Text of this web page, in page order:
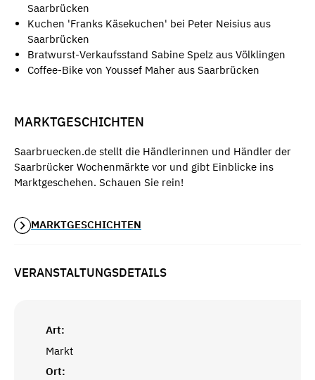
Saarbrücken
Kuchen 'Franks Käsekuchen' bei Peter Neisius aus
Saarbrücken
Bratwurst-Verkaufsstand Sabine Spelz aus Völklingen
Coffee-Bike von Youssef Maher aus Saarbrücken
MARKTGESCHICHTEN
Saarbruecken.de stellt die Händlerinnen und Händler der
Saarbrücker Wochenmärkte vor und gibt Einblicke ins
Marktgeschehen. Schauen Sie rein!
MARKTGESCHICHTEN
VERANSTALTUNGSDETAILS
Art:
Markt
Ort: